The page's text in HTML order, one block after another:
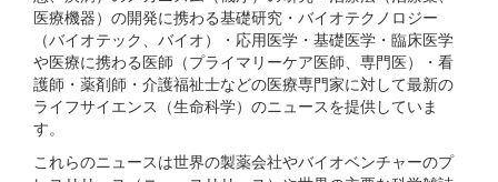
医療機器）の開発に携わる基礎研究・バイオテクノロジー
（バイオテック、バイオ）・応用医学・基礎医学・臨床医学
や医療に携わる医師（プライマリーケア医師、専門医）・看
護師・薬剤師・介護福祉士などの医療専門家に対して最新の
ライフサイエンス（生命科学）のニュースを提供していま
す。
これらのニュースは世界の製薬会社やバイオベンチャーのプ